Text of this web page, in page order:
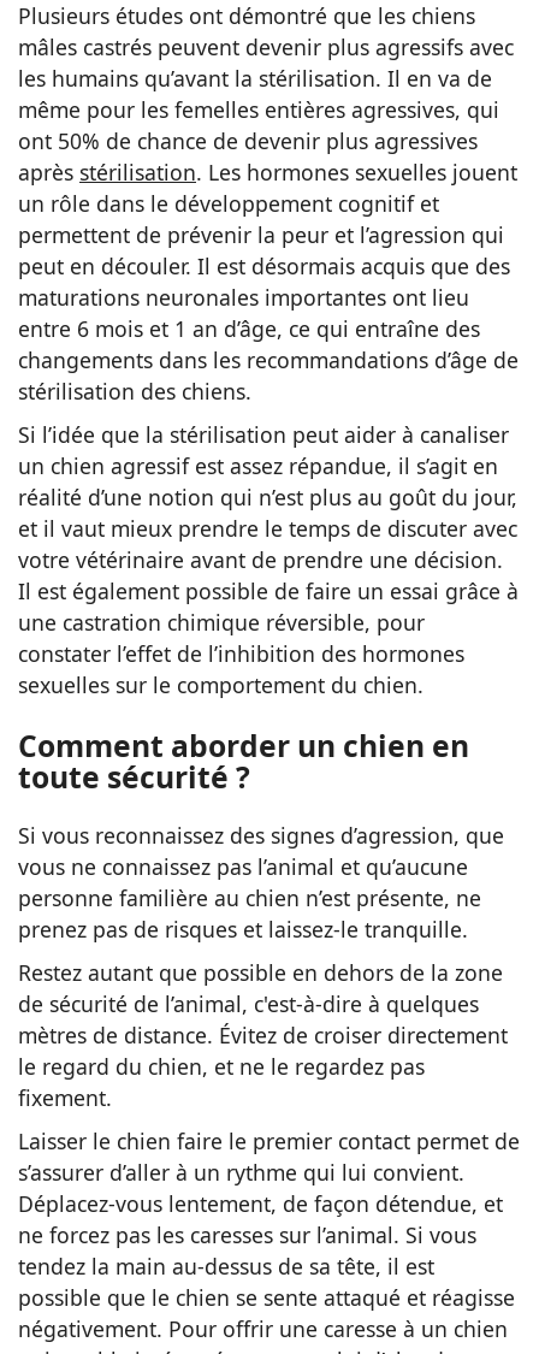
Plusieurs études ont démontré que les chiens
mâles castrés peuvent devenir plus agressifs avec
les humains qu’avant la stérilisation. Il en va de
même pour les femelles entières agressives, qui
ont 50% de chance de devenir plus agressives
après stérilisation. Les hormones sexuelles jouent
un rôle dans le développement cognitif et
permettent de prévenir la peur et l’agression qui
peut en découler. Il est désormais acquis que des
maturations neuronales importantes ont lieu
entre 6 mois et 1 an d’âge, ce qui entraîne des
changements dans les recommandations d’âge de
stérilisation des chiens.
Si l’idée que la stérilisation peut aider à canaliser
un chien agressif est assez répandue, il s’agit en
réalité d’une notion qui n’est plus au goût du jour,
et il vaut mieux prendre le temps de discuter avec
votre vétérinaire avant de prendre une décision.
Il est également possible de faire un essai grâce à
une castration chimique réversible, pour
constater l’effet de l’inhibition des hormones
sexuelles sur le comportement du chien.
Comment aborder un chien en
toute sécurité ?
Si vous reconnaissez des signes d’agression, que
vous ne connaissez pas l’animal et qu’aucune
personne familière au chien n’est présente, ne
prenez pas de risques et laissez-le tranquille.
Restez autant que possible en dehors de la zone
de sécurité de l’animal, c'est-à-dire à quelques
mètres de distance. Évitez de croiser directement
le regard du chien, et ne le regardez pas
fixement.
Laisser le chien faire le premier contact permet de
s’assurer d’aller à un rythme qui lui convient.
Déplacez-vous lentement, de façon détendue, et
ne forcez pas les caresses sur l’animal. Si vous
tendez la main au-dessus de sa tête, il est
possible que le chien se sente attaqué et réagisse
négativement. Pour offrir une caresse à un chien